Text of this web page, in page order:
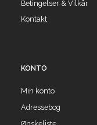
Betingelser & Vilkår
Kontakt
KONTO
Min konto
Adressebog